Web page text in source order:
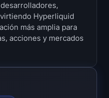
Hyperliquid
más amplia para
acciones y mercados